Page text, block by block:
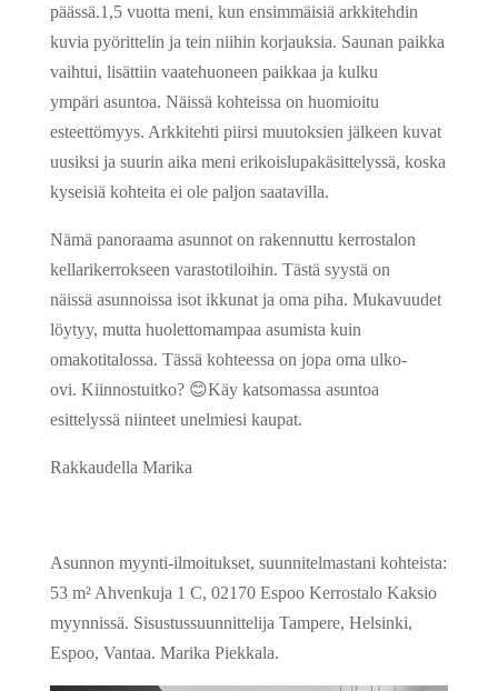
päässä.1,5 vuotta meni, kun ensimmäisiä arkkitehdin
kuvia pyörittelin ja tein niihin korjauksia. Saunan paikka
vaihtui, lisättiin vaatehuoneen paikkaa ja kulku
ympäri asuntoa. Näissä kohteissa on huomioitu
esteettömyys. Arkkitehti piirsi muutoksien jälkeen kuvat
uusiksi ja suurin aika meni erikoislupakäsittelyssä, koska
kyseisiä kohteita ei ole paljon saatavilla.
Nämä panoraama asunnot on rakennuttu kerrostalon
kellarikerrokseen varastotiloihin. Tästä syystä on
näissä asunnoissa isot ikkunat ja oma piha. Mukavuudet
löytyy, mutta huolettomampaa asumista kuin
omakotitalossa. Tässä kohteessa on jopa oma ulko-
ovi. Kiinnostuitko? 😊Käy katsomassa asuntoa
esittelyssä niinteet unelmiesi kaupat.
Rakkaudella Marika
Asunnon myynti-ilmoitukset, suunnitelmastani kohteista:
53 m² Ahvenkuja 1 C, 02170 Espoo Kerrostalo Kaksio
myynnissä. Sisustussuunnittelija Tampere, Helsinki,
Espoo, Vantaa. Marika Piekkala.